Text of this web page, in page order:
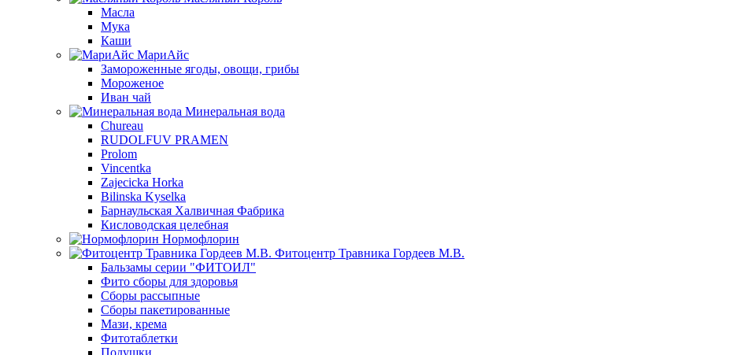
Масла
Мука
Каши
МариАйс
Замороженные ягоды, овощи, грибы
Мороженое
Иван чай
Минеральная вода
Chureau
RUDOLFUV PRAMEN
Prolom
Vincentka
Zajecicka Horka
Bilinska Kyselka
Барнаульская Халвичная Фабрика
Кисловодская целебная
Нормофлорин
Фитоцентр Травника Гордеев М.В.
Бальзамы серии "ФИТОИЛ"
Фито сборы для здоровья
Сборы рассыпные
Сборы пакетированные
Мази, крема
Фитотаблетки
Подушки